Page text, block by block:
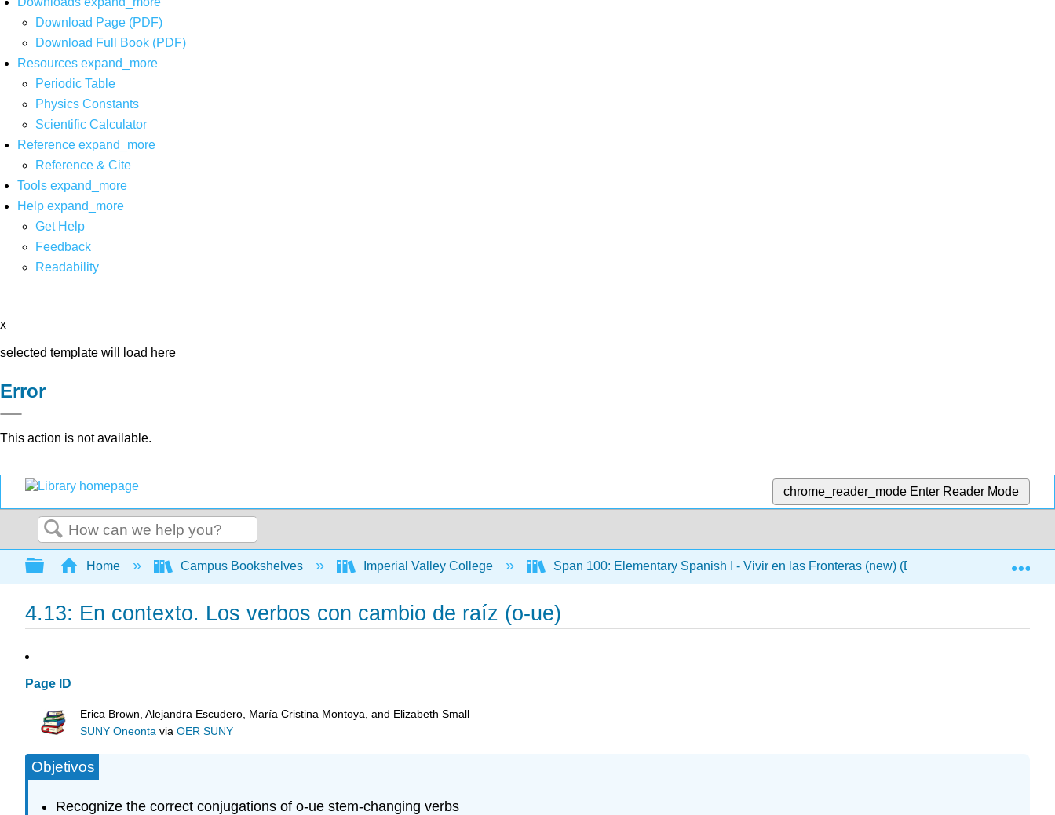
Download Page (PDF)
Download Full Book (PDF)
Resources expand_more
Periodic Table
Physics Constants
Scientific Calculator
Reference expand_more
Reference & Cite
Tools expand_more
Help expand_more
Get Help
Feedback
Readability
x
selected template will load here
Error
This action is not available.
chrome_reader_mode Enter Reader Mode
Search
Expand/collapse global hierarchy
Home Campus Bookshelves Imperial Valley College Span 100: Elementary Spanish I - Vivir en las Fronteras (new) (DO NOT USE)
4.13: En contexto. Los verbos con cambio de raíz (o-ue)
Page ID
Erica Brown, Alejandra Escudero, María Cristina Montoya, and Elizabeth Small
SUNY Oneonta viaOER SUNY
Objetivos
Recognize the correct conjugations of o-ue stem-changing verbs